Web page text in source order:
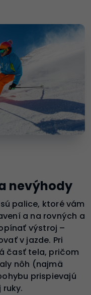
nevýhody
palice, ktoré vám
a na rovných a
výstroj –
v jazde. Pri
časť tela, pričom
nôh (najmä
prispievajú